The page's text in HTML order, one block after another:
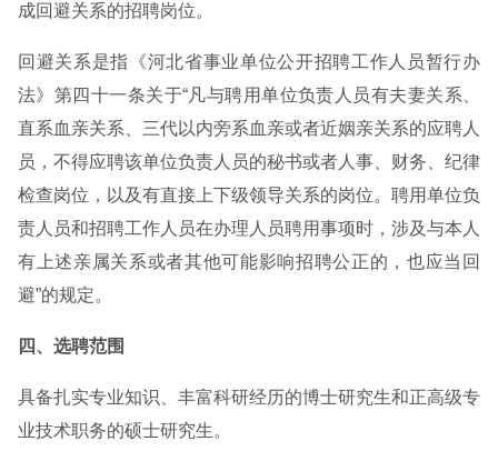
成回避关系的招聘岗位。
回避关系是指《河北省事业单位公开招聘工作人员暂行办
法》第四十一条关于“凡与聘用单位负责人员有夫妻关系、
直系血亲关系、三代以内旁系血亲或者近姻亲关系的应聘人
员，不得应聘该单位负责人员的秘书或者人事、财务、纪律
检查岗位，以及有直接上下级领导关系的岗位。聘用单位负
责人员和招聘工作人员在办理人员聘用事项时，涉及与本人
有上述亲属关系或者其他可能影响招聘公正的，也应当回
避”的规定。
四、选聘范围
具备扎实专业知识、丰富科研经历的博士研究生和正高级专
业技术职务的硕士研究生。